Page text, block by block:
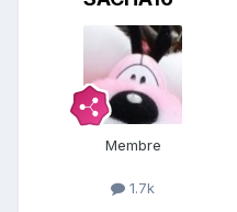
Membre
1.7k